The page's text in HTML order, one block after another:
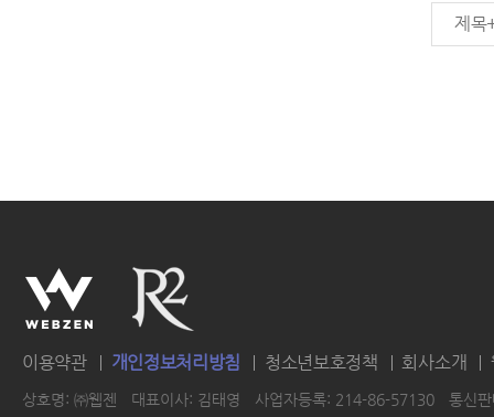
제목
이용약관 개인정보처리방침 청소년보호정책 회사소개
상호명: ㈜웹젠 대표이사: 김태영 사업자등록: 214-86-57130
통신